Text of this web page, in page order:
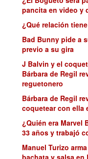
pancita en video y
¿Qué relación
Bad Bunny pide a
previo a su gira
J Balvin y el
Bárbara de Regil
reguetonero
Bárbara de Regil
coquetear con ella
¿Quién era Marvel
33 años y trabajó
Manuel Turizo
bachata y salsa en